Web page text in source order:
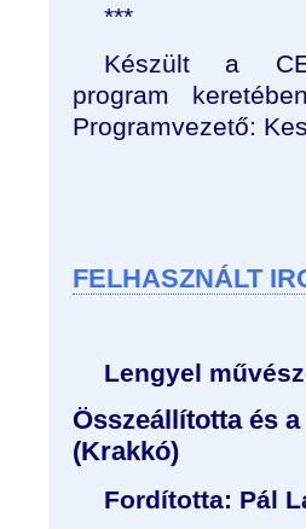
***
Készült a
program
Programvezető:
FELHASZNÁLT
Lengyel
Összeállította és
(Krakkó)
Fordította: Pál